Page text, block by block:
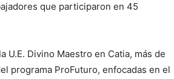
que participaron en 45
U.E. Divino Maestro en Catia, más de
programa ProFuturo, enfocadas en el